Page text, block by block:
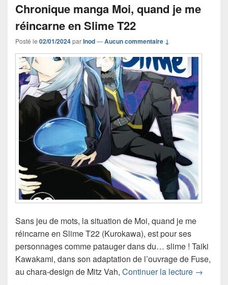
Chronique manga Moi, quand je me
réincarne en Slime T22
Posté le 02/01/2024parInod—Aucun commentaire ↓
Sans jeu de mots, la situation de Moi, quand je me
réincarne en Slime T22 (Kurokawa), est pour ses
personnages comme patauger dans du… slime ! Taiki
Kawakami, dans son adaptation de l’ouvrage de Fuse,
au chara-design de Mitz Vah, Continuer la lecture →